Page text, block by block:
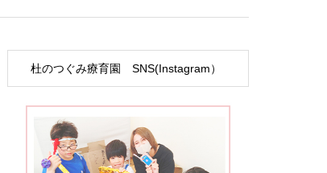
杜のつぐみ療育園 SNS(Instagram）